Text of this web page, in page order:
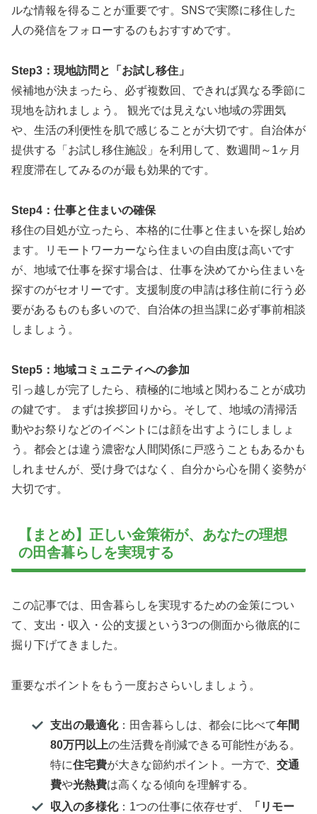
ルな情報を得ることが重要です。SNSで実際に移住した
人の発信をフォローするのもおすすめです。
Step3：現地訪問と「お試し移住」
候補地が決まったら、必ず複数回、できれば異なる季節に
現地を訪れましょう。 観光では見えない地域の雰囲気
や、生活の利便性を肌で感じることが大切です。自治体が
提供する「お試し移住施設」を利用して、数週間～1ヶ月
程度滞在してみるのが最も効果的です。
Step4：仕事と住まいの確保
移住の目処が立ったら、本格的に仕事と住まいを探し始め
ます。リモートワーカーなら住まいの自由度は高いです
が、地域で仕事を探す場合は、仕事を決めてから住まいを
探すのがセオリーです。支援制度の申請は移住前に行う必
要があるものも多いので、自治体の担当課に必ず事前相談
しましょう。
Step5：地域コミュニティへの参加
引っ越しが完了したら、積極的に地域と関わることが成功
の鍵です。 まずは挨拶回りから。そして、地域の清掃活
動やお祭りなどのイベントには顔を出すようにしましょ
う。都会とは違う濃密な人間関係に戸惑うこともあるかも
しれませんが、受け身ではなく、自分から心を開く姿勢が
大切です。
【まとめ】正しい金策術が、あなたの理想
の田舎暮らしを実現する
この記事では、田舎暮らしを実現するための金策につい
て、支出・収入・公的支援という3つの側面から徹底的に
掘り下げてきました。
重要なポイントをもう一度おさらいしましょう。
支出の最適化：田舎暮らしは、都会に比べて年間
80万円以上の生活費を削減できる可能性がある。
特に住宅費が大きな節約ポイント。一方で、 交通
費や光熱費は高くなる傾向を理解する。
収入の多様化：1つの仕事に依存せず、
「リモー